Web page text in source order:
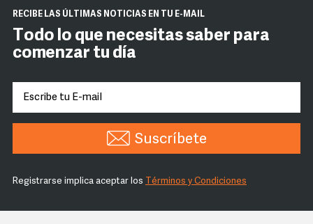
RECIBE LAS ÚLTIMAS NOTICIAS EN TU E-MAIL
Todo lo que necesitas saber para
comenzar tu día
Suscríbete
Registrarse implica aceptar los Términos y Condiciones